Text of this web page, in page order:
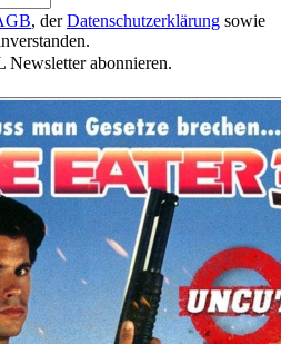
, derDatenschutzerklärung sowie
abonnieren.